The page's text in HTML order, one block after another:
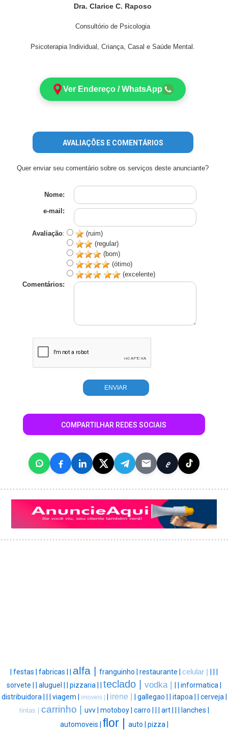
Dra. Clarice C. Raposo
Consultório de Psicologia
Psicoterapia Individual, Criança, Casal e Saúde Mental.
Ver Endereço / WhatsApp
AVALIAÇÕES E COMENTÁRIOS
Quer enviar seu comentário sobre os serviços deste anunciante?
Nome:
e-mail:
Avaliação:
(ruim)
(regular)
(bom)
(ótimo)
(excelente)
Comentários:
COMPARTILHAR REDES SOCIAIS
festas | fabricas | alfa | franguinho | restaurante | celular |
sorvete |
aluguel | pizzaria | teclado | vodka |
informatica |
distribuidora |
viagem | imoveis | irene | gallegao | itapoa | cerveja |
tintas | carrinho | uvv | motoboy | carro | art |
lanches |
automoveis | flor | auto | pizza |